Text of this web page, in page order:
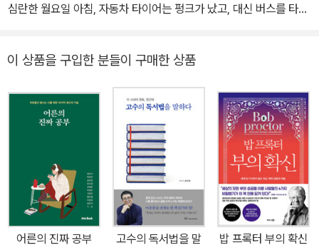
심란한 월요일 아침, 자동차 타이어는 펑크가 났고, 대신 버스를 타고
바꿔놓을 10가지 룰을 배운다. 사면초가의 조지를 직장과 가정 모두
에서 구출해줄 획기적인 방법은 과연 무엇일까? 전 세계를 놀라게 한
감동 스토리 《에너지 버스》가 50만 부 돌파 특별판으로 새 옷을 입고
다시 찾아왔다! ‘에너지 뱀파이어’들이 득시글한 세상에서 나의 에너
지를 지키고 내가 원하는 삶을 살고자 하는 독자들로부터 큰 사랑을
받았던 바로 그 책이다. 사는 게 재미도 없고, 의미도 없고, 활기도 에
너지도 모두 잃어버렸다면, 쉬어도 쉰 것 같지 않고 웬만해서는 도무
지 충전이 안 된다면, 당신을 위한 최고의 선물이 될 것이다. ★★★
★★ 누적판매 50만 부 돌파! ★★★★★ 삼성전자, LG그룹, 신한
이 상품을 구입한 분들이 구매한 상품
어른의 진짜 공부 고수의 독서법을 말 밥 프록터 부의 확신